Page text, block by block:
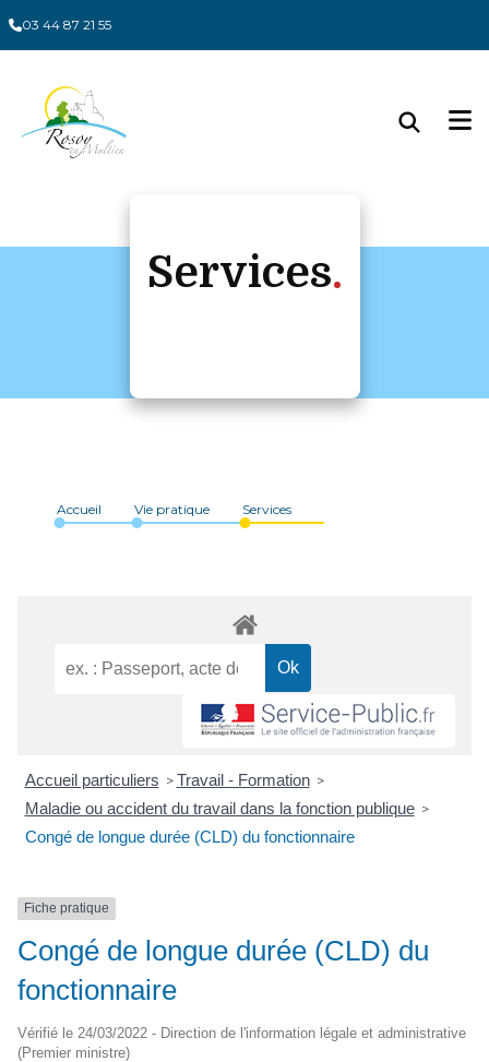
03 44 87 21 55
Services
Accueil Vie pratique Services
Accueil particuliers > Travail - Formation >
Maladie ou accident du travail dans la fonction publique >
Congé de longue durée (CLD) du fonctionnaire
Fiche pratique
Congé de longue durée (CLD) du
fonctionnaire
Vérifié le 24/03/2022 - Direction de l'information légale et administrative
(Premier ministre)
Panneau de gestion des cookies